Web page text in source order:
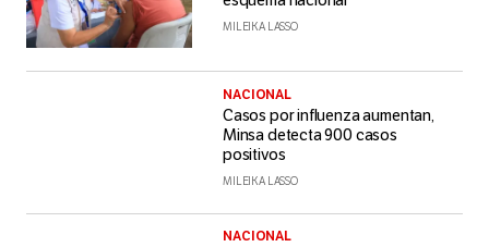
MILEIKA LASSO
NACIONAL
Casos por influenza aumentan,
Minsa detecta 900 casos
positivos
MILEIKA LASSO
NACIONAL